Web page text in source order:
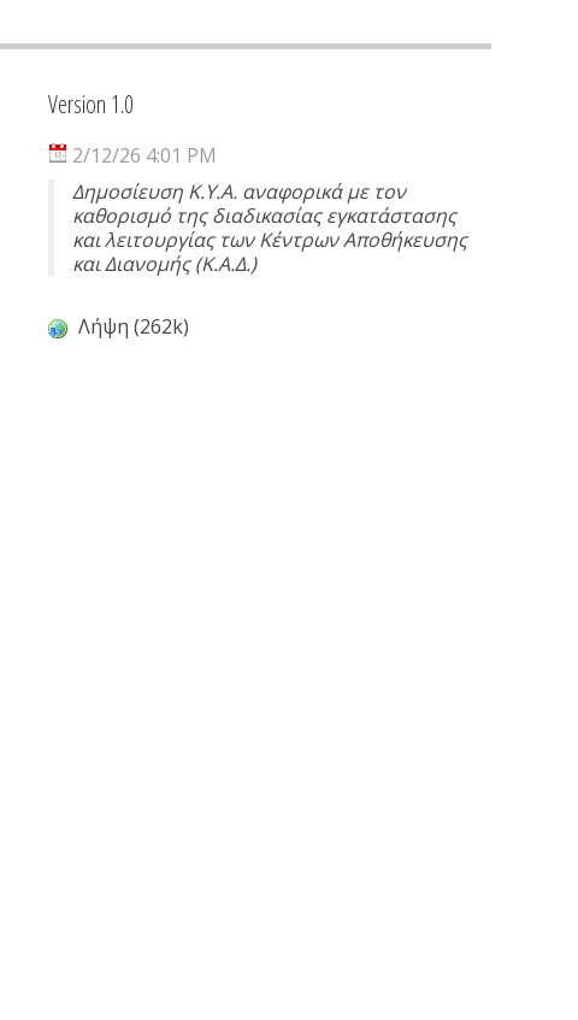
Version 1.0
2/12/26 4:01 PM
Δημοσίευση Κ.Υ.Α. αναφορικά με τον
καθορισμό της διαδικασίας εγκατάστασης
και λειτουργίας των Κέντρων Αποθήκευσης
και Διανομής (Κ.Α.Δ.)
Λήψη (262k)